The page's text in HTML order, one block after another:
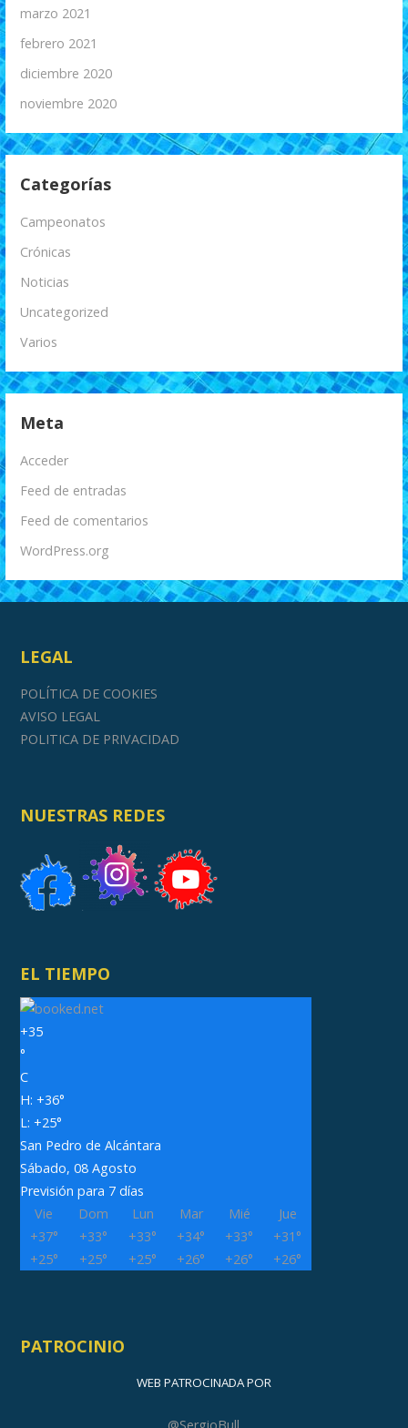
marzo 2021
febrero 2021
diciembre 2020
noviembre 2020
Categorías
Campeonatos
Crónicas
Noticias
Uncategorized
Varios
Meta
Acceder
Feed de entradas
Feed de comentarios
WordPress.org
LEGAL
POLÍTICA DE COOKIES
AVISO LEGAL
POLITICA DE PRIVACIDAD
NUESTRAS REDES
EL TIEMPO
+35
°
C
H: +36°
L: +25°
San Pedro de Alcántara
Sábado, 08 Agosto
Previsión para 7 días
Vie
Dom Lun Mar Mié
Jue
+37° +33° +33° +34° +33° +31°
+25° +25° +25° +26° +26° +26°
PATROCINIO
WEB PATROCINADA POR